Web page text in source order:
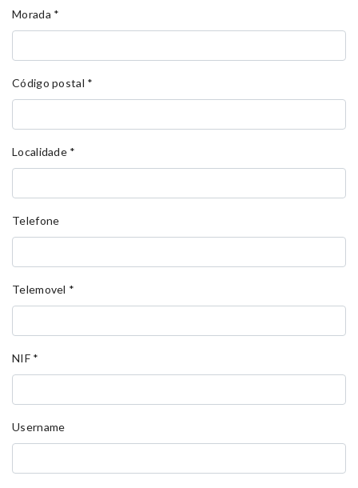
Morada *
Código postal *
Localidade *
Telefone
Telemovel *
NIF*
Username